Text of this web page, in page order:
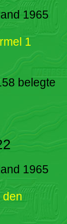
1965
1
belegte
1965
den